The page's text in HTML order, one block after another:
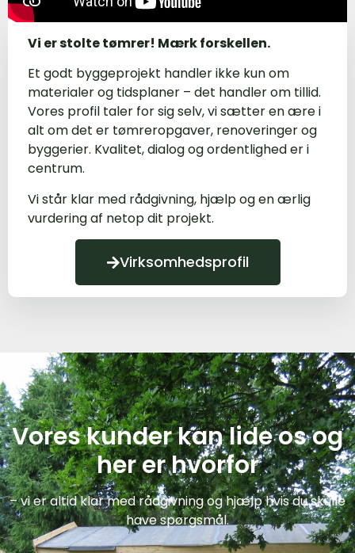
Vi er stolte tømrer! Mærk forskellen.
Et godt byggeprojekt handler ikke kun om
materialer og tidsplaner – det handler om tillid.
Vores profil taler for sig selv, vi sætter en ære i
alt om det er tømreropgaver, renoveringer og
byggerier. Kvalitet, dialog og ordentlighed er i
centrum.
Vi står klar med rådgivning, hjælp og en ærlig
vurdering af netop dit projekt.
Virksomhedsprofil
Vores kunder kan lide os og
her er hvorfor
– vi er altid klar med rådgivning og hjælp hvis du skulle
have spørgsmål.